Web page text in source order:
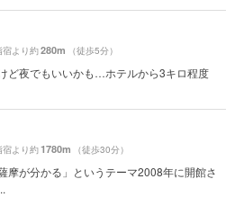
宿より約280m （徒歩5分）
ど夜でもいいかも…ホテルから3キロ程度
宿より約1780m （徒歩30分）
摩が分かる」というテーマ2008年に開館さ